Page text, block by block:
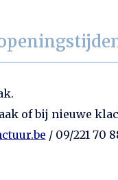
of bij nieuwe
/ 09/221 70